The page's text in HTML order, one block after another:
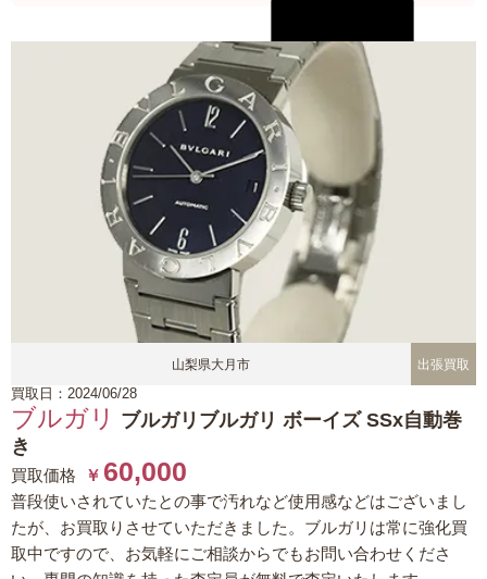
山梨県大月市 出張買取
買取日：2024/06/28
ブルガリ
ブルガリブルガリ ボーイズ SSx自動巻
き
買取価格 ￥ 60,000
普段使いされていたとの事で汚れなど使用感などはございまし
たが、お買取りさせていただきました。ブルガリは常に強化買
取中ですので、お気軽にご相談からでもお問い合わせくださ